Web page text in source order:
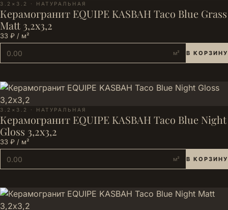
3.2×3.2 · НАТУРАЛЬНАЯ
Керамогранит EQUIPE KASBAH Taco Blue Grass
Matt 3,2х3,2
33 ₽ / м²
м² В КОРЗИНУ
3.2×3.2 · НАТУРАЛЬНАЯ
Керамогранит EQUIPE KASBAH Taco Blue Night
Gloss 3,2х3,2
33 ₽ / м²
м² В КОРЗИНУ